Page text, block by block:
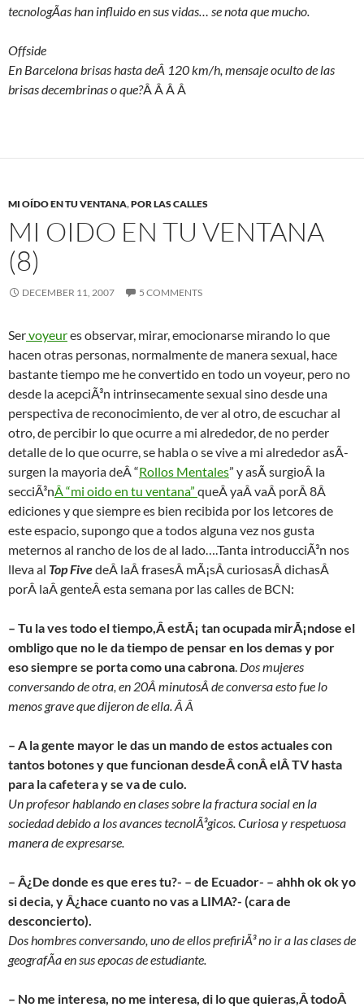
tecnologÃ­as han influido en sus vidas… se nota que mucho.
Offside
En Barcelona brisas hasta deÂ 120 km/h, mensaje oculto de las
brisas decembrinas o que?Â Â Â Â
MI OÍDO EN TU VENTANA,POR LAS CALLES
MI OIDO EN TU VENTANA
(8)
DECEMBER 11, 2007 5 COMMENTS
Servoyeures observar, mirar, emocionarse mirando lo que
hacen otras personas, normalmente de manera sexual, hace
bastante tiempo me he convertido en todo un voyeur, pero no
desde la acepciÃ³n intrinsecamente sexual sino desde una
perspectiva de reconocimiento, de ver al otro, de escuchar al
otro, de percibir lo que ocurre a mi alrededor, de no perder
detalle de lo que ocurre, se habla o se vive a mi alrededor asÃ­
surgen la mayoria deÂ “Rollos Mentales” y asÃ­ surgioÂ la
secciÃ³nÂ “mi oido en tu ventana” queÂ yaÂ vaÂ porÂ 8Â
ediciones y que siempre es bien recibida por los letcores de
este espacio, supongo que a todos alguna vez nos gusta
meternos al rancho de los de al lado….Tanta introducciÃ³n nos
lleva al Top FivedeÂ laÂ frasesÂ mÃ¡sÂ curiosasÂ dichasÂ
porÂ laÂ genteÂ esta semana por las calles de BCN:
– Tu la ves todo el tiempo,Â estÃ¡ tan ocupada mirÃ¡ndose el
ombligo que no le da tiempo de pensar en los demas y por
eso siempre se porta como una cabrona. Dos mujeres
conversando de otra, en 20Â minutosÂ de conversa esto fue lo
menos grave que dijeron de ella. Â Â
– A la gente mayor le das un mando de estos actuales con
tantos botones y que funcionan desdeÂ conÂ elÂ TV hasta
para la cafetera y se va de culo.
Un profesor hablando en clases sobre la fractura social en la
sociedad debido a los avances tecnolÃ³gicos. Curiosa y respetuosa
manera de expresarse.
– Â¿De donde es que eres tu?- – de Ecuador- – ahhh ok ok yo
si decia, y Â¿hace cuanto no vas a LIMA?- (cara de
desconcierto).
Dos hombres conversando, uno de ellos prefiriÃ³ no ir a las clases de
geografÃ­a en sus epocas de estudiante.
– No me interesa, no me interesa, di lo que quieras,Â todoÂ